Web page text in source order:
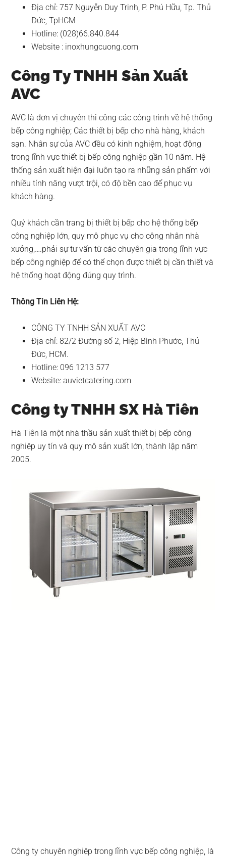
Địa chỉ: 757 Nguyễn Duy Trinh, P. Phú Hữu, Tp. Thủ
Đức, TpHCM
Hotline: (028)66.840.844
Website : inoxhungcuong.com
Công Ty TNHH Sản Xuất
AVC
AVC là đơn vị chuyên thi công các công trình về hệ thống
bếp công nghiệp; Các thiết bị bếp cho nhà hàng, khách
sạn. Nhân sự của AVC đều có kinh nghiệm, hoạt động
trong lĩnh vực thiết bị bếp công nghiệp gần 10 năm. Hệ
thống sản xuất hiện đại luôn tạo ra những sản phẩm với
nhiều tính năng vượt trội, có độ bền cao để phục vụ
khách hàng.
Quý khách cần trang bị thiết bị bếp cho hệ thống bếp
công nghiệp lớn, quy mô phục vụ cho công nhân nhà
xưởng,….phải sự tư vấn từ các chuyên gia trong lĩnh vực
bếp công nghiệp để có thể chọn được thiết bị cần thiết và
hệ thống hoạt động đúng quy trình.
Thông Tin Liên Hệ:
CÔNG TY TNHH SẢN XUẤT AVC
Địa chỉ: 82/2 Đường số 2, Hiệp Bình Phước, Thủ
Đức, HCM.
Hotline: 096 1213 577
Website: auvietcatering.com
Công ty TNHH SX Hà Tiên
Hà Tiên là một nhà thầu sản xuất thiết bị bếp công
nghiệp uy tín và quy mô sản xuất lớn, thành lập năm
2005.
Công ty chuyên nghiệp trong lĩnh vực bếp công nghiệp, là